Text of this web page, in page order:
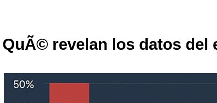
QuÃ© revelan los datos del